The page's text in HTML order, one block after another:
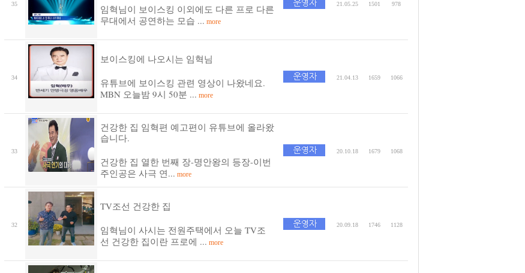
35
임혁님이 보이스킹 이외에도 다른 프로 다른
무대에서 공연하는 모습 ... more
21.05.25 1501 978
34
보이스킹에 나오시는 임혁님
유튜브에 보이스킹 관련 영상이 나왔네요.
MBN 오늘밤 9시 50분 ... more
21.04.13 1659 1066
33
건강한 집 임혁편 예고편이 유튜브에 올라왔
습니다.
건강한 집 열한 번째 장-명안왕의 등장-이번
주인공은 사극 연... more
20.10.18 1679 1068
32
TV조선 건강한 집
임혁님이 사시는 전원주택에서 오늘 TV조
선 건강한 집이란 프로에 ... more
20.09.18 1746 1128